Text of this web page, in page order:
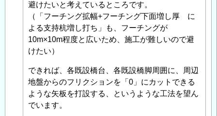
ィ
ブ
フ
リ
ク
ョ
ン
対
策 」
避けたいと考えているところです。
（「フーチング拡幅+フーチング下面増し厚 に
よる支持杭増し打ち」も、フーチングが
10m×10m程度と広いため、施工が難しいので避
けたい）
できれば、各既設橋台、各既設橋脚周囲に、周辺
地盤からのフリクションを「0」にカットできる
ような矢板を打設する、というような工法を望ん
でいます。